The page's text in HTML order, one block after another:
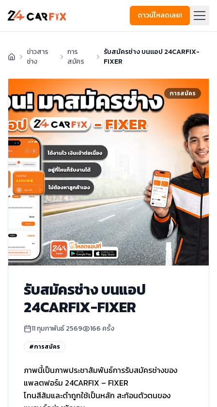
ดาวน์โหลดเลย!
ข่าวสาร
ช่าง
การ
สมัคร
รับสมัครช่าง บนแอป 24CARFIX-
FIXER
การสมัคร
รับสมัครช่าง บนแอป
24CARFIX-FIXER
11 กุมภาพันธ์ 2569 166 ครั้ง
#การสมัคร
ภาพนี้เป็นภาพประชาสัมพันธ์การรับสมัครช่างของ
แพลตฟอร์ม 24CARFIX – FIXER
โทนสีส้มและดำถูกใช้เป็นหลัก สะท้อนตัวตนของ